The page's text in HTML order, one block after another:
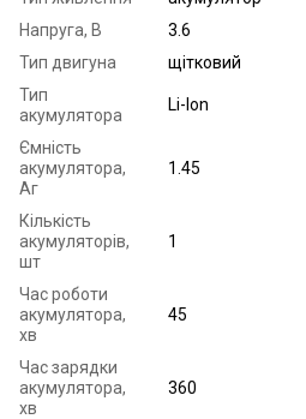
Напруга, В
3.6
Тип двигуна
щітковий
Тип
акумулятора
Li-Ion
Ємність
акумулятора,
Аг
1.45
Кількість
акумуляторів,
шт
1
Час роботи
акумулятора,
хв
45
Час зарядки
акумулятора,
хв
360